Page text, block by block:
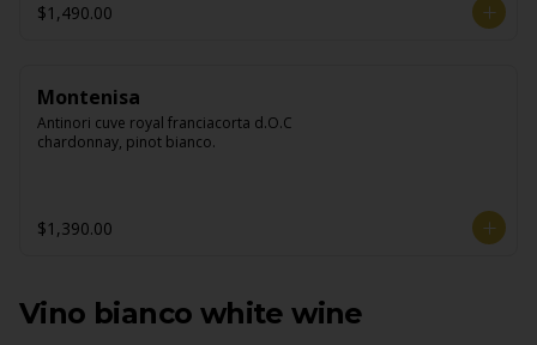
$1,490.00
Montenisa
Antinori cuve royal franciacorta d.O.C
chardonnay, pinot bianco.
$1,390.00
Vino bianco white wine